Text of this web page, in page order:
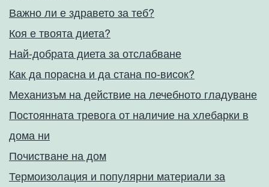
Важно ли е здравето за теб?
Коя е твоята диета?
Най-добрата диета за отслабване
Как да порасна и да стана по-висок?
Механизъм на действие на лечебното гладуване
Постоянната тревога от наличие на хлебарки в
дома ни
Почистване на дом
Термоизолация и популярни материали за